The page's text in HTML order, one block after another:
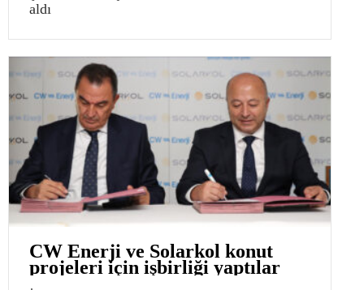
aldı
CW Enerji ve Solarkol konut
projeleri için işbirliği yaptılar